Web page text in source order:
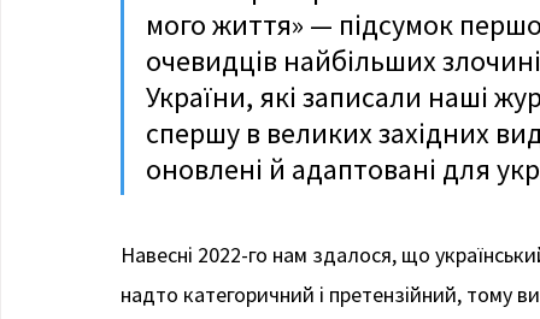
мого життя» — підсумок
очевидців найбільших
України, які записали наші
спершу в великих західних
оновлені й адаптовані для
Навесні 2022-го нам здалося, що
надто категоричний і претензійний, тому